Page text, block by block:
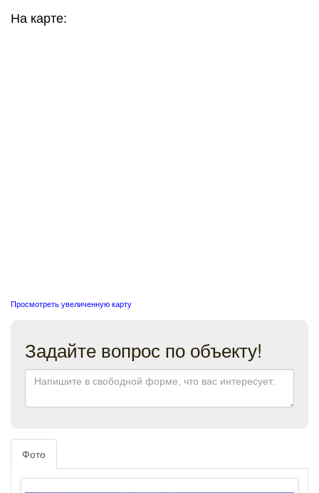
На карте:
Просмотреть увеличенную карту
Задайте вопрос по объекту!
Фото